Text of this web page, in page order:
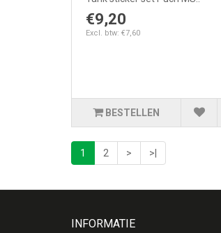
€9,20
Excl. btw: €7,60
BESTELLEN
1 2 > >|
INFORMATIE